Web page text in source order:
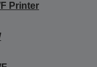
Printer